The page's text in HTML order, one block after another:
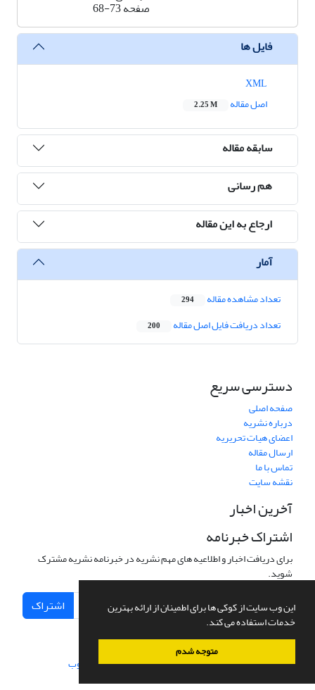
این وب سایت از کوکی ها برای اطمینان از ارائه بهترین
خدمات استفاده می کند.
متوجه شدم
صفحه68-73
فایل ها
اصل مقاله
2.25 M
سابقه مقاله
هم رسانی
ارجاع به این مقاله
آمار
تعداد مشاهده مقاله 294
تعداد دریافت فایل اصل مقاله 200
دسترسی سریع
صفحه اصلی
درباره نشریه
اعضای هیات تحریریه
ارسال مقاله
تماس با ما
نقشه سایت
آخرین اخبار
اشتراک خبرنامه
برای دریافت اخبار و اطلاعیه های مهم نشریه در خبرنامه نشریه مشترک
شوید.
اشتراک
سامانه مدیریت نشریات علمی.طراحی و پیاده سازی از سیناوب